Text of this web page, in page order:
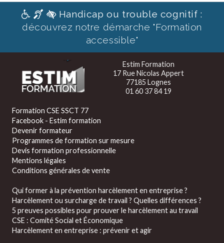
Handicap ou trouble cognitif :
découvrez notre démarche "Formation
accessible"
Estim Formation
17 Rue Nicolas Appert
77185 Lognes
01 60 37 84 19
Formation CSE SSCT 77
Facebook - Estim formation
Devenir formateur
Programmes de formation sur mesure
Devis formation professionnelle
Mentions légales
Conditions générales de vente
Qui former à la prévention harcèlement en entreprise ?
Harcèlement ou surcharge de travail ? Quelles différences ?
5 preuves possibles pour prouver le harcèlement au travail
CSE : Comité Social et Économique
Harcèlement en entreprise : prévenir et agir